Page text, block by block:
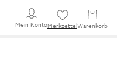
Mein KontoMerkzettel Warenkorb